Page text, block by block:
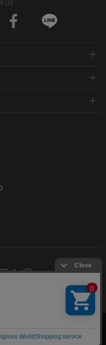
US
ド・セレクトショップ
ALL RIGHTS RESERVED.